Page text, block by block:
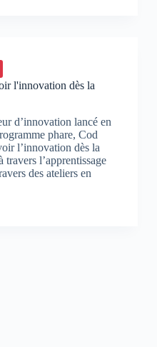
l'innovation dès la
d’innovation lancé en
phare, Cod
l’innovation dès la
travers l’apprentissage
des ateliers en